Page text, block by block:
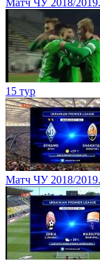
15 тур
Матч ЧУ 2018/